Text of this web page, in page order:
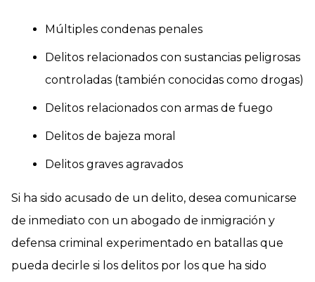
Múltiples condenas penales
Delitos relacionados con sustancias peligrosas
controladas (también conocidas como drogas)
Delitos relacionados con armas de fuego
Delitos de bajeza moral
Delitos graves agravados
Si ha sido acusado de un delito, desea comunicarse
de inmediato con un abogado de inmigración y
defensa criminal experimentado en batallas que
pueda decirle si los delitos por los que ha sido